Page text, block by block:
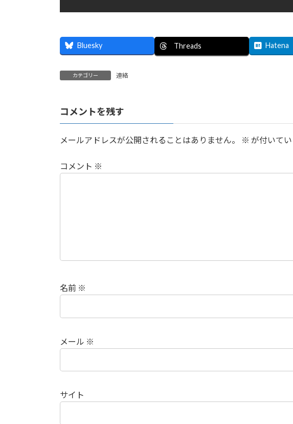
Bluesky Threads Hatena
カテゴリー 連絡
コメントを残す
メールアドレスが公開されることはありません。 ※ が付いて
コメント ※
名前 ※
メール ※
サイト